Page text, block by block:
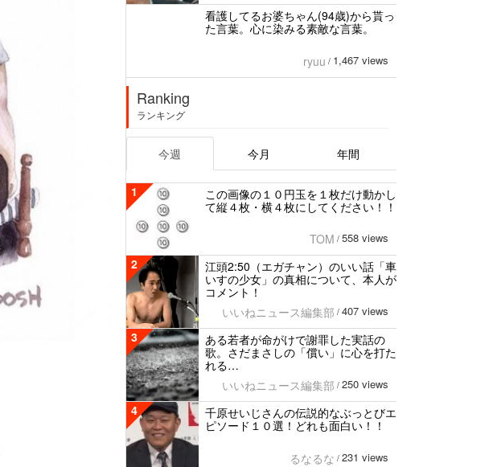
看護してるお婆ちゃん(94歳)から貰っ
た言葉。心に染みる素敵な言葉。
ryuu / 1,467 views
Ranking
ランキング
今週 今月 年間
1
この画像の１０円玉を１枚だけ動かし
て縦４枚・横４枚にしてください！！
TOM / 558 views
2
江頭2:50（エガチャン）のいい話「車
いすの少女」の真相について、本人が
コメント！
いいねニュース編集部 / 407 views
3
ある若者が命がけで謝罪した実話の
歌。さだまさしの「償い」に心を打た
れる…
いいねニュース編集部 / 250 views
4
千原せいじさんの伝説的なぶっとびエ
ピソード１０選！どれも面白い！！
るなるな / 231 views